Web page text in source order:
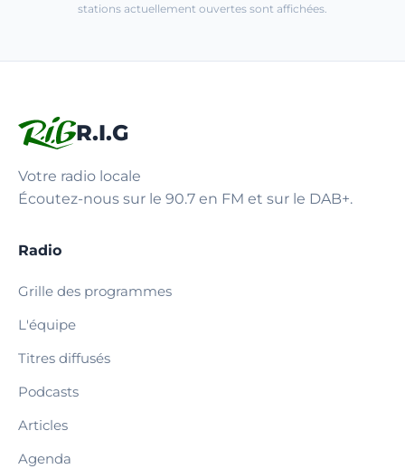
stations actuellement ouvertes sont affichées.
R.I.G
Votre radio locale
Écoutez-nous sur le 90.7 en FM et sur le DAB+.
Radio
Grille des programmes
L'équipe
Titres diffusés
Podcasts
Articles
Agenda